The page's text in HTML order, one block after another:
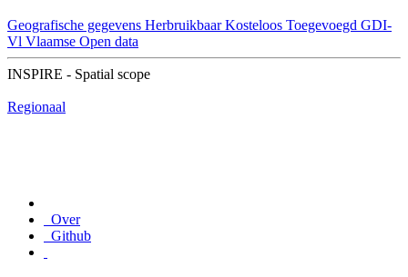
Geografische gegevens Herbruikbaar Kosteloos Toegevoegd GDI-
Vl Vlaamse Open data
INSPIRE - Spatial scope
Regionaal
Over
Github